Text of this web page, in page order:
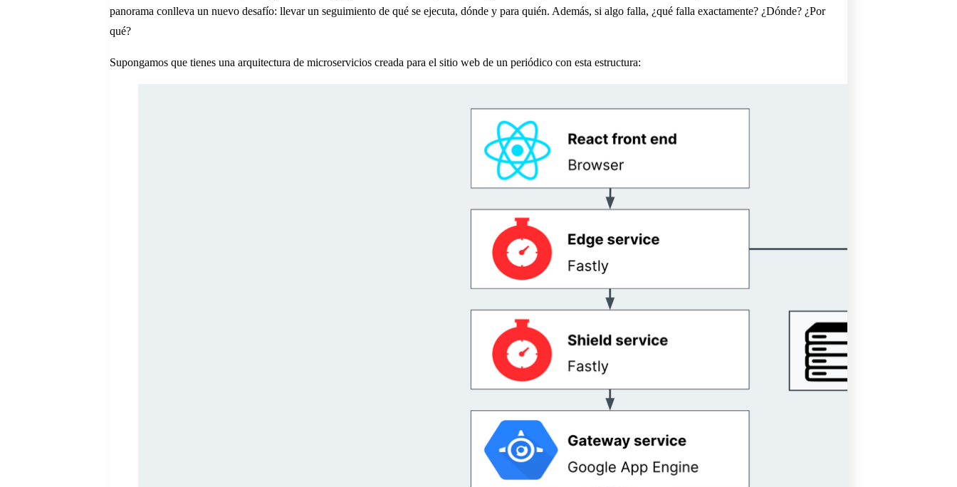
panorama conlleva un nuevo desafío: llevar un seguimiento de qué se ejecuta, dónde y para quién. Además, si algo falla, ¿qué falla exactamente? ¿Dónde? ¿Por
qué?
Supongamos que tienes una arquitectura de microservicios creada para el sitio web de un periódico con esta estructura: